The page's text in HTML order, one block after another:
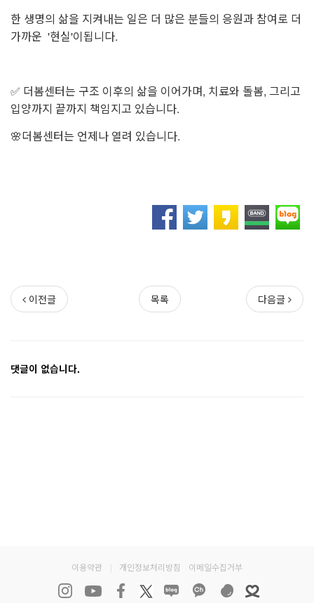
한 생명의 삶을 지켜내는 일은 더 많은 분들의 응원과 참여로 더
가까운 '현실'이됩니다.
✅️ 더봄센터는 구조 이후의 삶을 이어가며, 치료와 돌봄, 그리고
입양까지 끝까지 책임지고 있습니다.
🌸더봄센터는 언제나 열려 있습니다.
이전글 목록 다음글
댓글이 없습니다.
이용약관 개인정보처리방침 이메일수집거부